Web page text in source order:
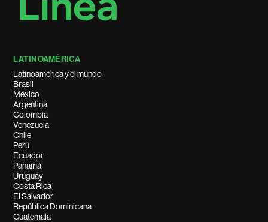
LATINOAMÉRICA
Latinoamérica y el mundo
Brasil
México
Argentina
Colombia
Venezuela
Chile
Perú
Ecuador
Panamá
Uruguay
Costa Rica
El Salvador
República Dominicana
Guatemala